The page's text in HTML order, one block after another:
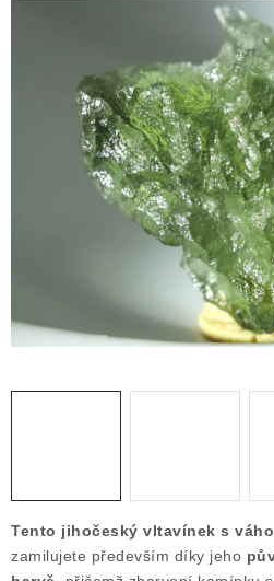
KRYSTALY
ČLÁNKY
NALEZIŠTĚ
Výkup minerálů a drahých kamenů
Tento jihočeský vltavínek s
zamilujete především díky jeho